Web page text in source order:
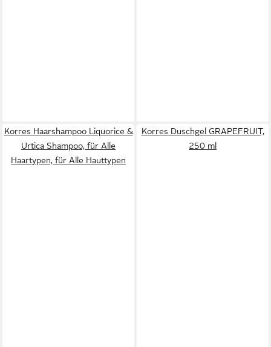
Korres Haarshampoo Liquorice &
Urtica Shampoo, für Alle
Haartypen, für Alle Hauttypen
Korres Duschgel GRAPEFRUIT,
250 ml